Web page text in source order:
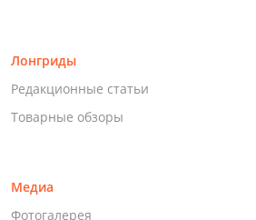
Лонгриды
Редакционные статьи
Товарные обзоры
Медиа
Фотогалерея